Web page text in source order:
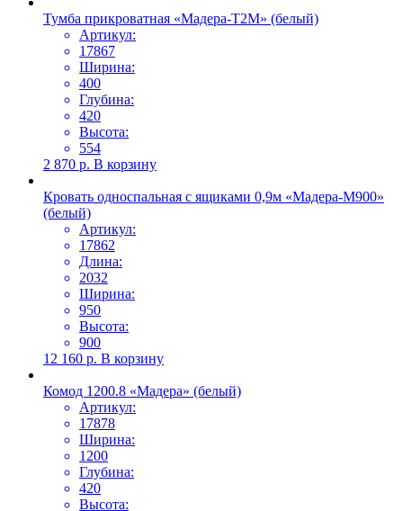
Тумба прикроватная «Мадера-Т2М» (белый)
Артикул:
17867
Ширина:
400
Глубина:
420
Высота:
554
2 870 р. В корзину
Кровать односпальная с ящиками 0,9м «Мадера-М900»
(белый)
Артикул:
17862
Длина:
2032
Ширина:
950
Высота:
900
12 160 р. В корзину
Комод 1200.8 «Мадера» (белый)
Артикул:
17878
Ширина:
1200
Глубина:
420
Высота: